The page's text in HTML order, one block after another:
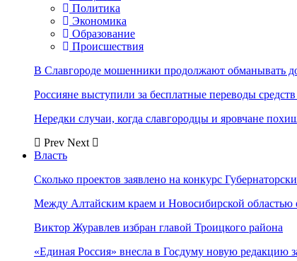
Политика
Экономика
Образование
Происшествия
В Славгороде мошенники продолжают обманывать
Россияне выступили за бесплатные переводы
Нередки случаи, когда славгородцы и яровчане
Prev Next
Власть
Сколько проектов заявлено на конкурс
Между Алтайским краем и Новосибирской областью
Виктор Журавлев избран главой Троицкого района
«Единая Россия» внесла в Госдуму новую редакцию